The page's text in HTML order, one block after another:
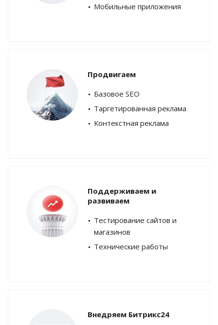
Мобильные приложения
Продвигаем
Базовое SEO
Таргетированная реклама
Контекстная реклама
Поддерживаем и
развиваем
Тестирование сайтов и
магазинов
Технические работы
Внедряем Битрикс24